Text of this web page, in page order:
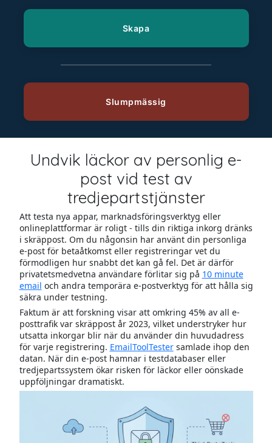
Undvik läckor av personlig e-
post vid test av
tredjepartstjänster
Att testa nya appar, marknadsföringsverktyg eller
onlineplattformar är roligt - tills din riktiga inkorg dränks
i skräppost. Om du någonsin har använt din personliga
e-post för betaåtkomst eller registreringar vet du
förmodligen hur snabbt det kan gå fel. Det är därför
privatetsmedvetna användare förlitar sig på 10 minute
email och andra temporära e-postverktyg för att hålla sig
säkra under testning.
Faktum är att forskning visar att omkring 45% av all e-
posttrafik var skräppost år 2023, vilket understryker hur
utsatta inkorgar blir när du använder din huvudadress
för varje registrering. EmailToolTestersamlade ihop den
datan. När din e-post hamnar i testdatabaser eller
tredjepartssystem ökar risken för läckor eller oönskade
uppföljningar dramatiskt.